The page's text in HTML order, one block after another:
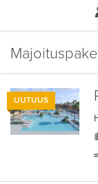
UUTUUS